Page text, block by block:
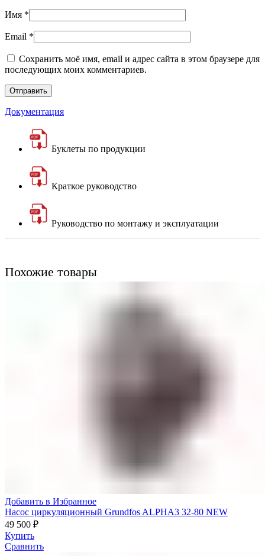
Имя *
Email *
Сохранить моё имя, email и адрес сайта в этом браузере для
последующих моих комментариев.
Документация
Буклеты по продукции
Краткое руководство
Руководство по монтажу и эксплуатации
Похожие товары
Добавить в Избранное
Насос циркуляционный Grundfos ALPHA3 32-80 NEW
49 500 ₽
Купить
Сравнить